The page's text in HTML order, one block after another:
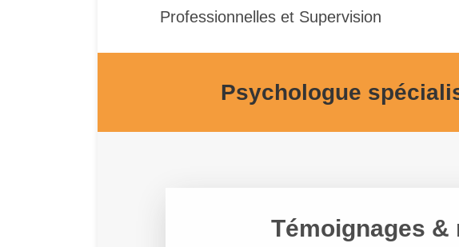
Professionnelles et Supervision
Psychologue
Témoignages